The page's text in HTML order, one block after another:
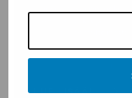
LUE LISÄÄ!